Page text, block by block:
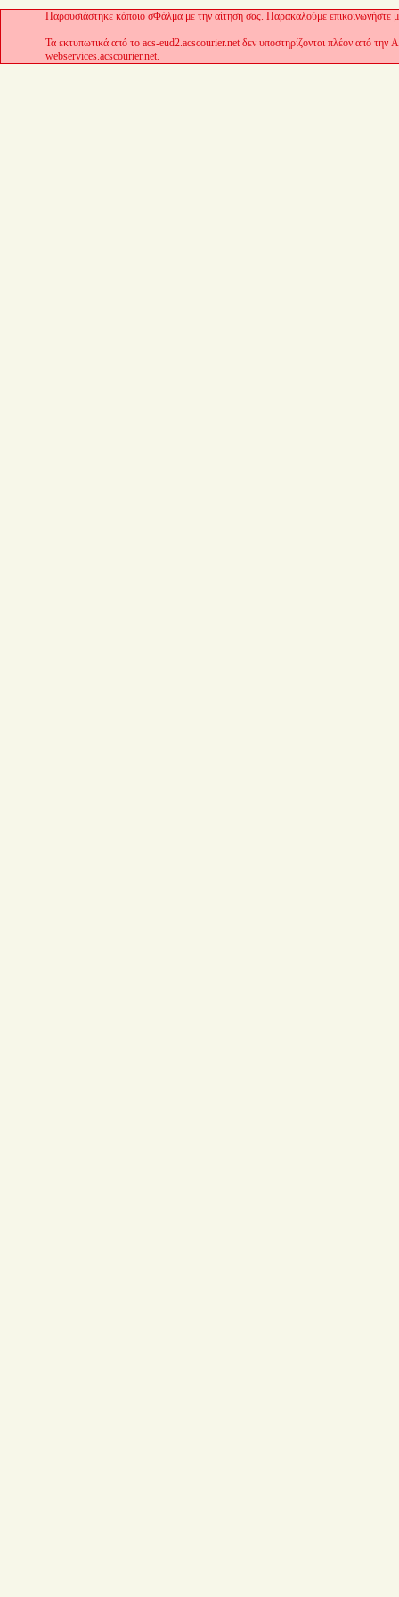
Παρουσιάστηκε κάποιο σΦάλμα με την αίτηση σας. Παρακαλούμε επικοινωνήστε
Τα εκτυπωτικά από το acs-eud2.acscourier.net δεν υποστηρίζονται πλέον από την
webservices.acscourier.net.